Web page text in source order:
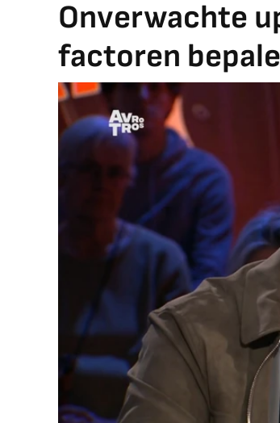
Onverwachte
factoren